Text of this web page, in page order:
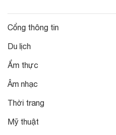
Cổng thông tin
Du lịch
Ẩm thực
Âm nhạc
Thời trang
Mỹ thuật